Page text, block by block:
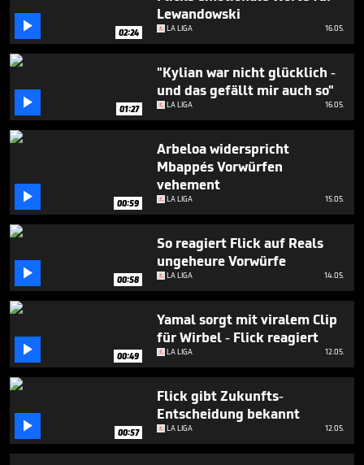
seconds
 02:24
Lewandowski
LA LIGA 16.05.
 01:27
"Kylian war nicht glücklich -
und das gefällt mir auch so"
LA LIGA 16.05.
 00:59
Arbeloa widerspricht
Mbappés Vorwürfen
vehement
LA LIGA 15.05.
 00:58
So reagiert Flick auf Reals
ungeheure Vorwürfe
LA LIGA 14.05.
 00:49
Yamal sorgt mit viralem Clip
für Wirbel - Flick reagiert
LA LIGA 12.05.
 00:57
Flick gibt Zukunfts-
Entscheidung bekannt
LA LIGA 12.05.